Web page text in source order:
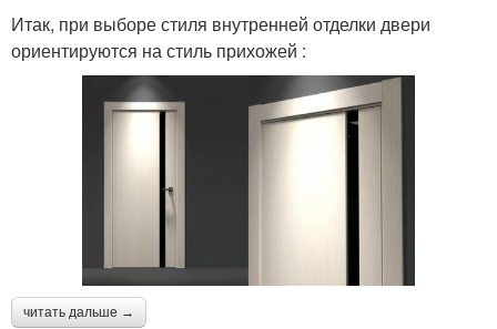
Итак, при выборе стиля внутренней отделки двери
ориентируются на стиль прихожей :
читать дальше →